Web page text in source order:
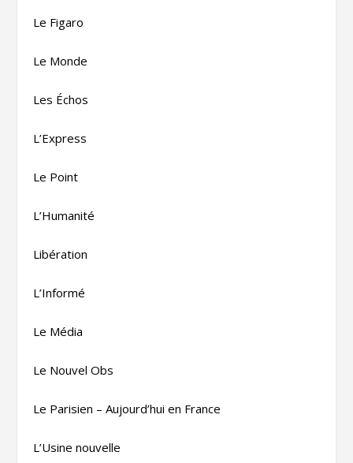
Le Figaro
Le Monde
Les Échos
L’Express
Le Point
L’Humanité
Libération
L’Informé
Le Média
Le Nouvel Obs
Le Parisien – Aujourd’hui en France
L’Usine nouvelle